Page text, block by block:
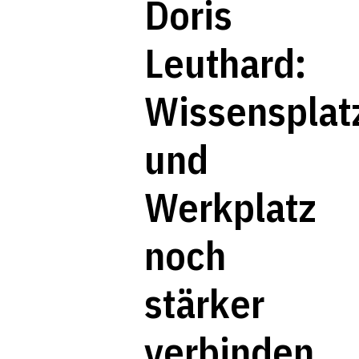
Doris
Leuthard:
und
Werkplatz
noch
stärker